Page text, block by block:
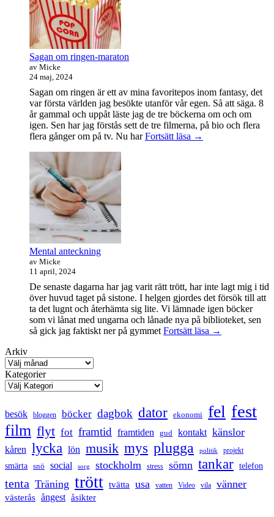
Sagan om ringen-maraton
av Micke
24 maj, 2024
Sagan om ringen är ett av mina favoritepos inom fantasy, det
var första världen jag besökte utanför vår egen. Så att säga. 8
år gammal och uppåt läste jag de tre böckerna om och om
igen. Sen har jag förstås sett de tre filmerna, på bio och flera
flera gånger om på tv. Nu harFortsätt läsa Sagan
→
Mental anteckning
av Micke
11 april, 2024
De senaste dagarna har jag varit rätt trött, har inte lagt mig i tid
över huvud taget på sistone. I helgen gjordes det försök till att
ta det lugnt och återhämta sig lite. Vi lämnade igen böcker
som vi lånat med ungarna och lånade nya på biblioteket, sen
så gick jag faktiskt ner på gymmet Fortsätt läsa Mental
→
Arkiv
Kategorier
besök bloggen böcker dagbok dator ekonomi fel fest
film flyt fot framtid framtiden gud kontakt känslor
kåren lycka lön musik mys plugga politik projekt
smärta snö social sorg stockholm stress sömn tankar telefon
tenta Träning trött tvätta usa vatten Video vila vänner
västerås ångest åsikter